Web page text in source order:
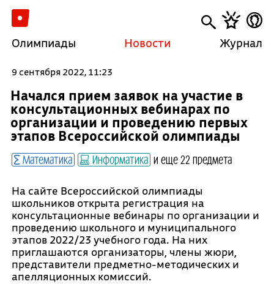
Олимпиады Новости Журнал
9 сентября 2022, 11:23
Начался прием заявок на участие в
консультационных вебинарах по
организации и проведению первых
этапов Всероссийской олимпиады
Математика Информатика и еще 22 предмета
На сайте Всероссийской олимпиады
школьников открыта регистрация на
консультационные вебинары по организации и
проведению школьного и муниципального
этапов 2022/23 учебного года. На них
приглашаются организаторы, члены жюри,
представители предметно-методических и
апелляционных комиссий.